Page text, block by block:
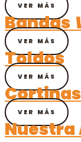
VER MÁS
Bandas
VER MÁS
Toldos
VER MÁS
Cortinas
VER MÁS
Nuestra